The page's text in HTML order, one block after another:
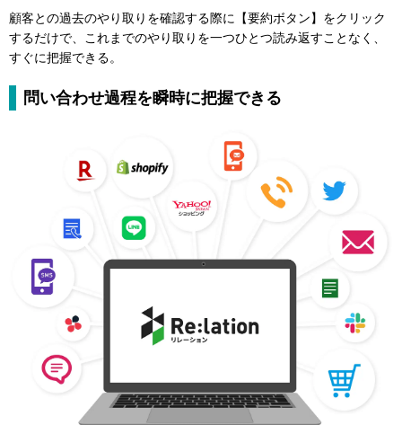
顧客との過去のやり取りを確認する際に【要約ボタン】をクリック
するだけで、これまでのやり取りを一つひとつ読み返すことなく、
すぐに把握できる。
問い合わせ過程を瞬時に把握できる